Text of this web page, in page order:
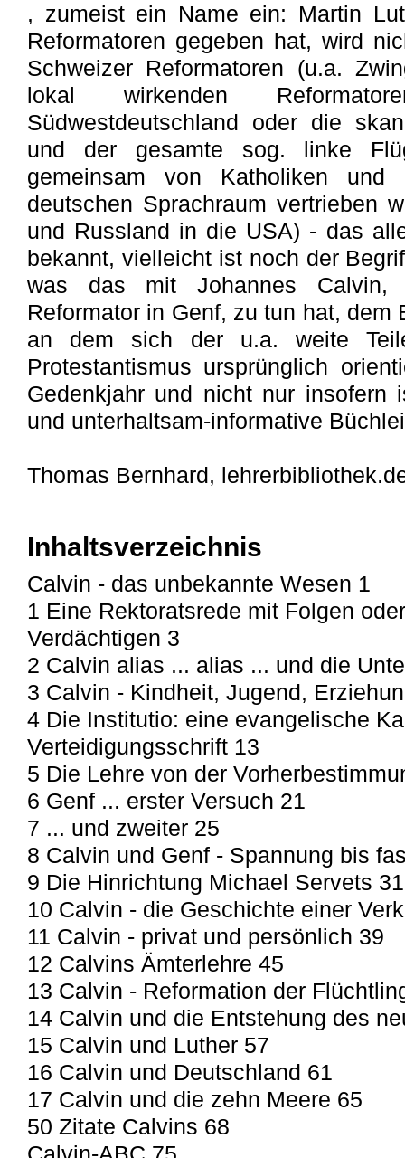
, zumeist ein Name ein: Martin
Reformatoren gegeben hat, wird
Schweizer Reformatoren (u.a.
lokal wirkenden
Südwestdeutschland oder die
und der gesamte sog. linke
gemeinsam von Katholiken
deutschen Sprachraum vertrieben
und Russland in die USA) - das
bekannt, vielleicht ist noch der
was das mit Johannes Calvin,
Reformator in Genf, zu tun hat, dem
an dem sich der u.a. weite
Protestantismus ursprünglich
Gedenkjahr und nicht nur insofern
und unterhaltsam-informative
Thomas Bernhard,
Inhaltsverzeichnis
Calvin - das unbekannte Wesen 1
1 Eine Rektoratsrede mit Folgen
Verdächtigen 3
2 Calvin alias ... alias ... und die
3 Calvin - Kindheit, Jugend,
4 Die Institutio: eine evangelische
Verteidigungsschrift 13
5 Die Lehre von der
6 Genf ... erster Versuch 21
7 ... und zweiter 25
8 Calvin und Genf - Spannung bis
9 Die Hinrichtung Michael Servets 31
10 Calvin - die Geschichte einer
11 Calvin - privat und persönlich 39
12 Calvins Ämterlehre 45
13 Calvin - Reformation der
14 Calvin und die Entstehung des
15 Calvin und Luther 57
16 Calvin und Deutschland 61
17 Calvin und die zehn Meere 65
50 Zitate Calvins 68